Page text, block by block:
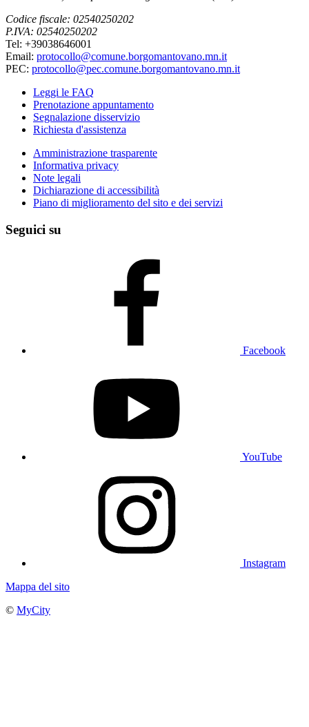
Codice fiscale: 02540250202
P.IVA: 02540250202
Tel: +39038646001
Email: protocollo@comune.borgomantovano.mn.it
PEC: protocollo@pec.comune.borgomantovano.mn.it
Leggi le FAQ
Prenotazione appuntamento
Segnalazione disservizio
Richiesta d'assistenza
Amministrazione trasparente
Informativa privacy
Note legali
Dichiarazione di accessibilità
Piano di miglioramento del sito e dei servizi
Seguici su
Facebook
YouTube
Instagram
Mappa del sito
© MyCity